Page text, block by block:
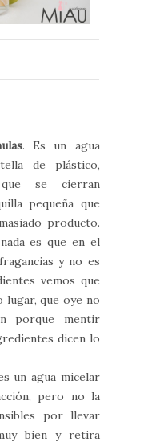
. Es un agua
de plástico,
se cierran
pequeña que
producto.
es que en el
y no es
vemos que
lugar, que oye no
porque mentir
dicen lo
un agua micelar
pero no la
por llevar
bien y retira